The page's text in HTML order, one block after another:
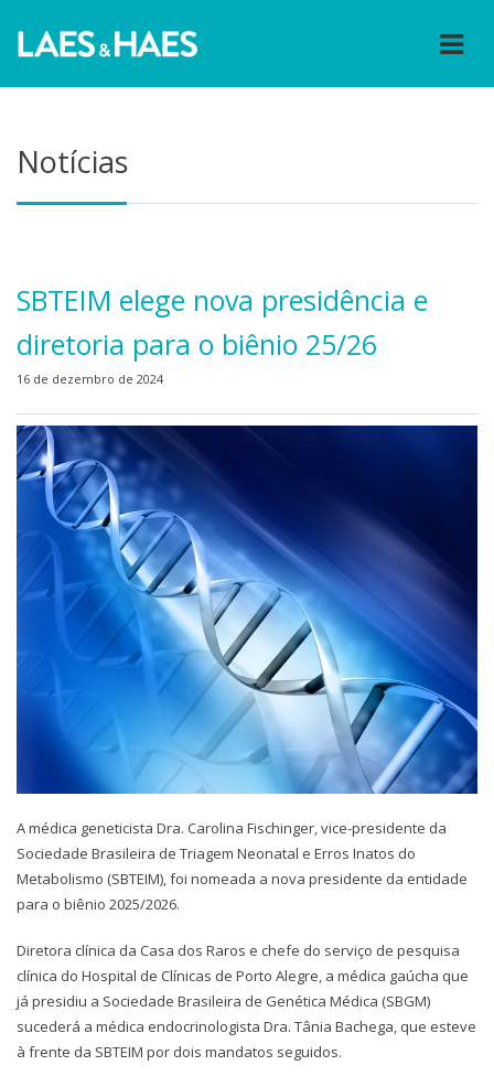
Notícias
SBTEIM elege nova presidência e
diretoria para o biênio 25/26
16 de dezembro de 2024
A médica geneticista Dra. Carolina Fischinger, vice-presidente da
Sociedade Brasileira de Triagem Neonatal e Erros Inatos do
Metabolismo (SBTEIM), foi nomeada a nova presidente da entidade
para o biênio 2025/2026.
Diretora clínica da Casa dos Raros e chefe do serviço de pesquisa
clínica do Hospital de Clínicas de Porto Alegre, a médica gaúcha que
já presidiu a Sociedade Brasileira de Genética Médica (SBGM)
sucederá a médica endocrinologista Dra. Tânia Bachega, que esteve
à frente da SBTEIM por dois mandatos seguidos.